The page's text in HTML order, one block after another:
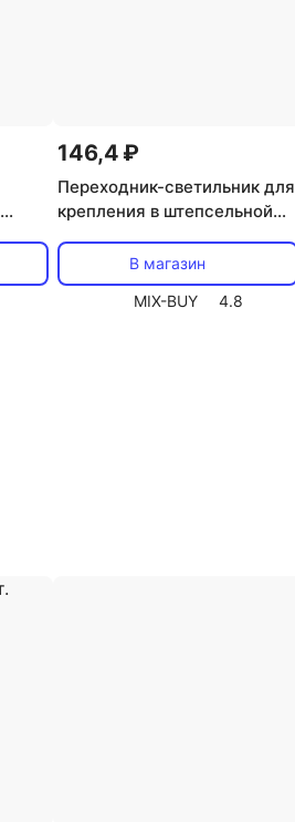
146,4 ₽
Переходник-светильник для
крепления в штепсельной
цокольный AC 220В-Е14 с
выключателем REXANT,
цена за 1 шт
В магазин
MIX-BUY
4.8